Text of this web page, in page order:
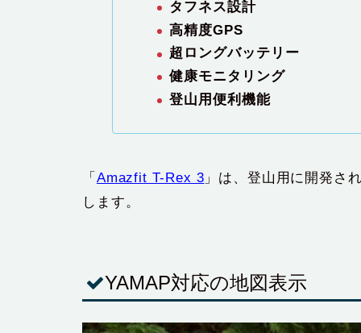
タフネス設計
高精度GPS
超ロングバッテリー
健康モニタリング
登山用便利機能
「 Amazfit T-Rex 3 」は、登山用に開発さ
します。
YAMAP対応の地図表示